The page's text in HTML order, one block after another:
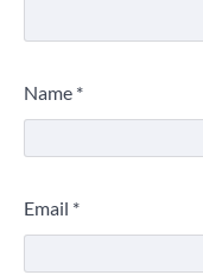
Name *
Email *